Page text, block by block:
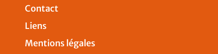
Contact
Liens
Mentions légales